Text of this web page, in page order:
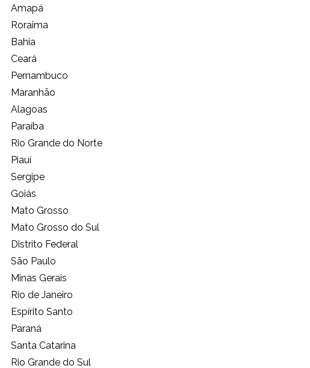
Amapá
Roraima
Bahia
Ceará
Pernambuco
Maranhão
Alagoas
Paraíba
Rio Grande do Norte
Piauí
Sergipe
Goiás
Mato Grosso
Mato Grosso do Sul
Distrito Federal
São Paulo
Minas Gerais
Rio de Janeiro
Espírito Santo
Paraná
Santa Catarina
Rio Grande do Sul